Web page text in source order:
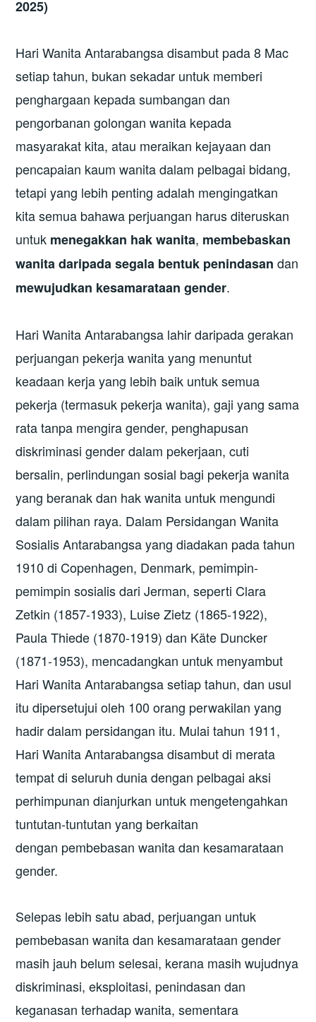
2025)
Hari Wanita Antarabangsa disambut pada 8 Mac
setiap tahun, bukan sekadar untuk memberi
penghargaan kepada sumbangan dan
pengorbanan golongan wanita kepada
masyarakat kita, atau meraikan kejayaan dan
pencapaian kaum wanita dalam pelbagai bidang,
tetapi yang lebih penting adalah mengingatkan
kita semua bahawa perjuangan harus diteruskan
untuk menegakkan hak wanita, membebaskan
wanita daripada segala bentuk penindasan dan
mewujudkan kesamarataan gender.
Hari Wanita Antarabangsa lahir daripada gerakan
perjuangan pekerja wanita yang menuntut
keadaan kerja yang lebih baik untuk semua
pekerja (termasuk pekerja wanita), gaji yang sama
rata tanpa mengira gender, penghapusan
diskriminasi gender dalam pekerjaan, cuti
bersalin, perlindungan sosial bagi pekerja wanita
yang beranak dan hak wanita untuk mengundi
dalam pilihan raya. Dalam Persidangan Wanita
Sosialis Antarabangsa yang diadakan pada tahun
1910 di Copenhagen, Denmark, pemimpin-
pemimpin sosialis dari Jerman, seperti Clara
Zetkin (1857-1933), Luise Zietz (1865-1922),
Paula Thiede (1870-1919) dan Käte Duncker
(1871-1953), mencadangkan untuk menyambut
Hari Wanita Antarabangsa setiap tahun, dan usul
itu dipersetujui oleh 100 orang perwakilan yang
hadir dalam persidangan itu. Mulai tahun 1911,
Hari Wanita Antarabangsa disambut di merata
tempat di seluruh dunia dengan pelbagai aksi
perhimpunan dianjurkan untuk mengetengahkan
tuntutan-tuntutan yang berkaitan
dengan pembebasan wanita dan kesamarataan
gender.
Selepas lebih satu abad, perjuangan untuk
pembebasan wanita dan kesamarataan gender
masih jauh belum selesai, kerana masih wujudnya
diskriminasi, eksploitasi, penindasan dan
keganasan terhadap wanita, sementara